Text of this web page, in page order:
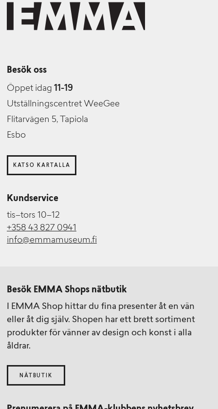
Besök oss
Öppet idag 11-19
Utställningscentret WeeGee
Flitarvägen 5, Tapiola
Esbo
KATSO KARTALLA
Kundservice
tis–tors 10–12
+358 43 827 0941
info@emmamuseum.fi
Besök EMMA Shops nätbutik
I EMMA Shop hittar du fina presenter åt en vän
eller åt dig själv. Shopen har ett brett sortiment
produkter för vänner av design och konst i alla
åldrar.
NÄTBUTIK